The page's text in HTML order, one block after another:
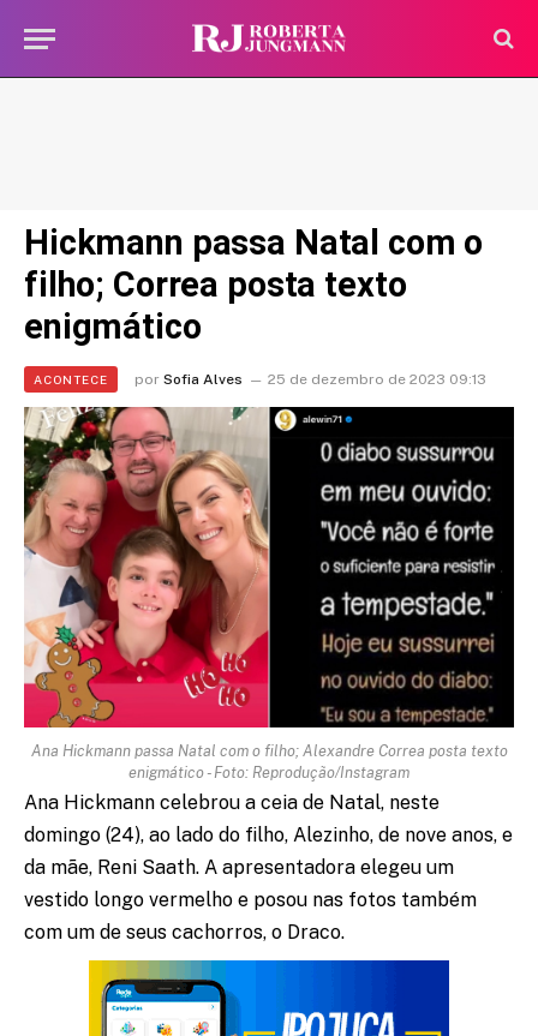
Hickmann passa Natal com o
filho; Correa posta texto
enigmático
ACONTECE por Sofia Alves 25 de dezembro de 2023 09:13
Ana Hickmann passa Natal com o filho; Alexandre Correa posta texto
enigmático - Foto: Reprodução/Instagram
Ana Hickmann celebrou a ceia de Natal, neste
domingo (24), ao lado do filho, Alezinho, de nove anos, e
da mãe, Reni Saath. A apresentadora elegeu um
vestido longo vermelho e posou nas fotos também
com um de seus cachorros, o Draco.